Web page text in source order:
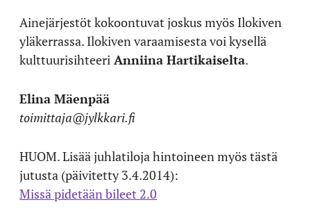
Ainejärjestöt kokoontuvat joskus myös Ilokiven
yläkerrassa. Ilokiven varaamisesta voi kysellä
kulttuurisihteeri Anniina Hartikaiselta.
Elina Mäenpää
toimittaja@jylkkari.fi
HUOM. Lisää juhlatiloja hintoineen myös tästä
jutusta (päivitetty 3.4.2014):
Missä pidetään bileet 2.0